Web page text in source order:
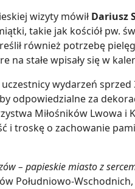
wizyty mówił Dariusz
takie jak kościół pw.
również potrzebę
stałe wpisały się w
wydarzeń sprzed
odpowiedzialne za
Miłośników Lwowa i
i troskę o zachowanie
– papieskie miasto z
Południowo-